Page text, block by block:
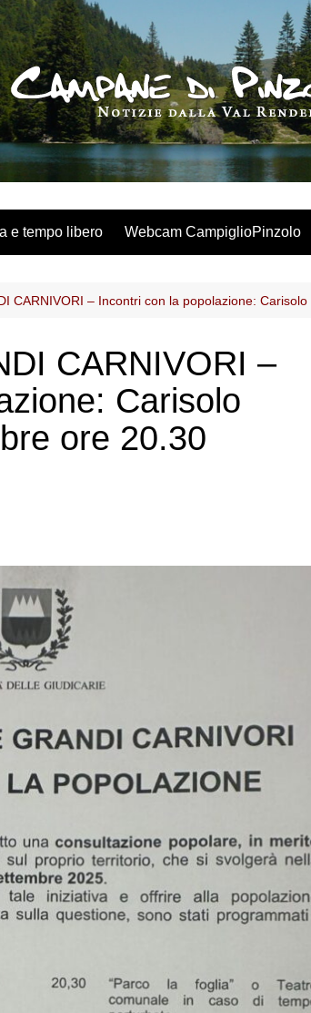
e tempo libero Webcam CampiglioPinzolo
CARNIVORI – Incontri con la popolazione:
CARNIVORI –
Carisolo
ore 20.30